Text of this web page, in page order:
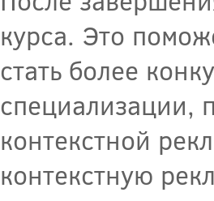
курса. Это
стать более
специализации,
контекстной
контекстную